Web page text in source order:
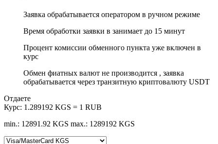
Заявка обрабатывается оператором в ручном режиме
Время обработки заявки в занимает до 15 минут
Процент комиссии обменного пункта уже включен в
курс
Обмен фиатных валют не производится , заявка
обрабатывается через транзитную криптовалюту USDT
Отдаете
Курс: 1.289192 KGS = 1 RUB
min.: 12891.92 KGS max.: 1289192 KGS